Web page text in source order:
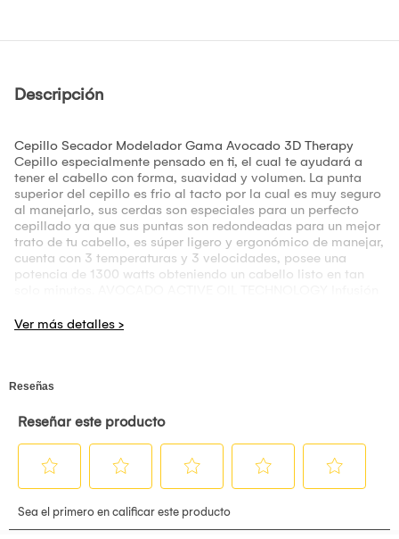
Descripción
Cepillo Secador Modelador Gama Avocado 3D Therapy
Cepillo especialmente pensado en ti, el cual te ayudará a
tener el cabello con forma, suavidad y volumen. La punta
superior del cepillo es frio al tacto por la cual es muy seguro
al manejarlo, sus cerdas son especiales para un perfecto
cepillado ya que sus puntas son redondeadas para un mejor
trato de tu cabello, es súper ligero y ergonómico de manejar,
cuenta con 3 temperaturas y 3 velocidades, posee una
potencia de 1300 watts obteniendo un cabello listo en tan
perfecta para un cabello sano, luminoso y fuerte gracias al
ingrediente (antioxidantes, vitaminas, agentes humectantes).
de deslizamiento superior a cualquier otra conocida. GAMA
propiedades de la tecnología ION PLUS, permite restaurar la
estructura molecular del cabello, devolviéndole su humedad
natural, a la vez que realza su brillo y flexibilidad,
mucho más tiempo. Características: Color Verde y Negro
Punta fría 3D Therapy y Avocado active oil technology (tubo